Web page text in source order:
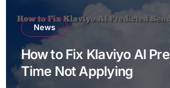
News
How to Fix Klaviyo AI
Time Not Applying